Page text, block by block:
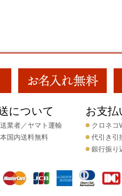
について
業者／ヤマト運輸
国内送料無料
お支払
クロネコ
代引き引
銀行振り